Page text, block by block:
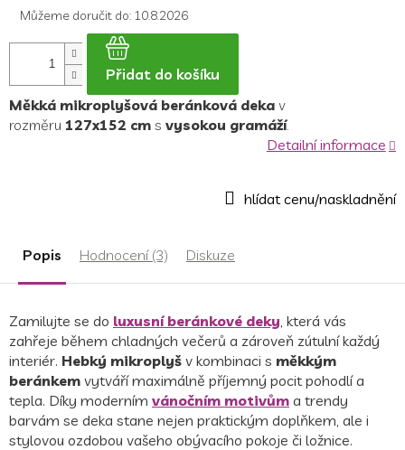
Můžeme doručit do: 10.8.2026
Přidat do košíku
Měkká mikroplyšová beránková deka v
rozměru 127x152 cm s vysokou gramáží.
Detailní informace
Popis Hodnocení (3) Diskuze
Zamilujte se do luxusní beránkové deky , která vás
zahřeje během chladných večerů a zároveň zútulní každý
interiér. Hebký mikroplyš v kombinaci s měkkým
beránkem vytváří maximálně příjemný pocit pohodlí a
tepla. Díky moderním vánočním motivům a trendy
barvám se deka stane nejen praktickým doplňkem, ale i
stylovou ozdobou vašeho obývacího pokoje či ložnice.